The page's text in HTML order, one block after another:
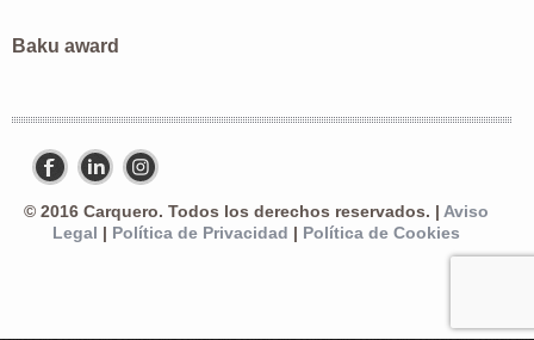
Baku award
© 2016 Carquero. Todos los derechos reservados. | Aviso
Legal | Política de Privacidad | Política de Cookies